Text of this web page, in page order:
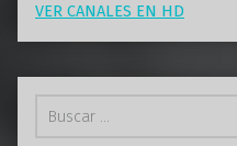
VER CANALES EN HD